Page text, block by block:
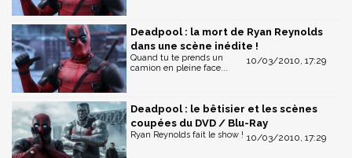
Deadpool : la mort de Ryan Reynolds
dans une scène inédite !
10/03/2010, 17:29
Quand tu te prends un
camion en pleine face...
Deadpool : le bêtisier et les scènes
coupées du DVD / Blu-Ray
10/03/2010, 17:29
Ryan Reynolds fait le show !